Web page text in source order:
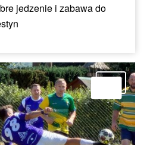
jedzenie i zabawa do